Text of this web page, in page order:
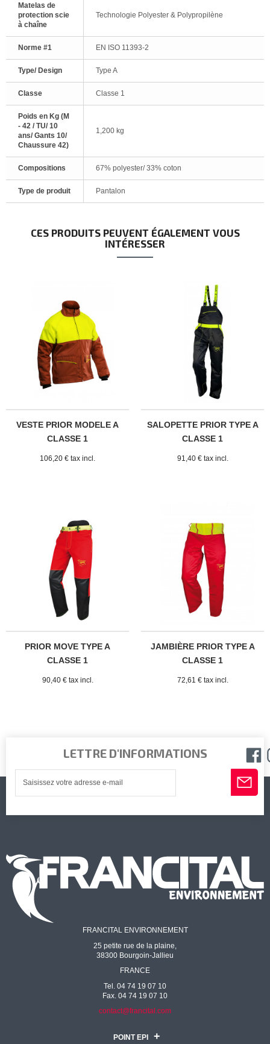
Matelas de
protection scie
à chaîne
Technologie Polyester & Polypropilène
Norme #1 EN ISO 11393-2
Type/ Design Type A
Classe Classe 1
Poids en Kg (M
- 42 / TU/ 10
ans/ Gants 10/
Chaussure 42)
1,200 kg
Compositions 67% polyester/ 33% coton
Type de produit Pantalon
CES PRODUITS PEUVENT ÉGALEMENT VOUS
INTÉRESSER
VESTE PRIOR MODELE A
CLASSE 1
106,20 € tax incl.
SALOPETTE PRIOR TYPE A
CLASSE 1
91,40 € tax incl.
PRIOR MOVE TYPE A
CLASSE 1
90,40 € tax incl.
JAMBIÈRE PRIOR TYPE A
CLASSE 1
72,61 € tax incl.
LETTRE D'INFORMATIONS
FRANCITAL ENVIRONNEMENT
25 petite rue de la plaine,
38300 Bourgoin-Jallieu
FRANCE
Tel. 04 74 19 07 10
Fax. 04 74 19 07 10
contact@francital.com
POINT EPI